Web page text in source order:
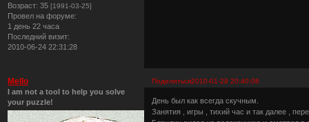
Возраст: 35 [1991-03-25]
Провел на форуме:
1 день 22 часа
Последний визит:
2010-06-24 22:31:28
Поделиться2010-01-28 20:40:08
Mello
I am not a tool to help you solve
your puzzle!
День был как всегда скучным.
Занятия , игры , тихий час и так далее ,